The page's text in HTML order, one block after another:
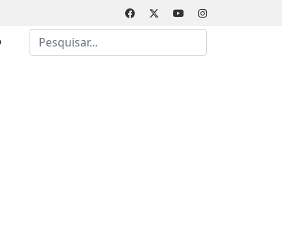
Busca